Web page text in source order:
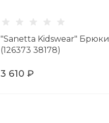
"Sanetta Kidswear" Брюки
(126373 38178)
3 610 ₽